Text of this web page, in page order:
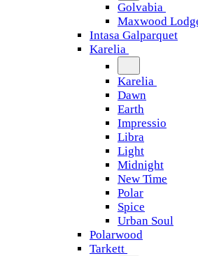
Golvabia
Maxwood
Intasa Galparquet
Karelia
Karelia
Dawn
Earth
Impressio
Libra
Light
Midnight
New Time
Polar
Spice
Urban Soul
Polarwood
Tarkett